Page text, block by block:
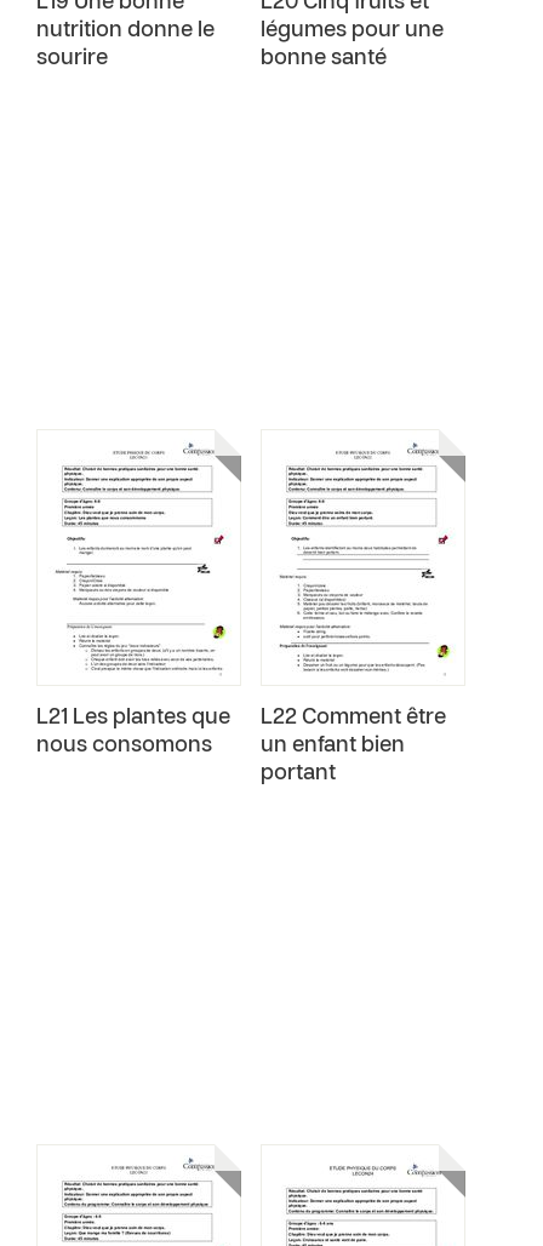
nutrition donne le
sourire
légumes pour une
bonne santé
L21 Les plantes que
nous consomons
L22 Comment être
un enfant bien
portant